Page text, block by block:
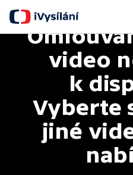
video
k
Vyberte
jiné